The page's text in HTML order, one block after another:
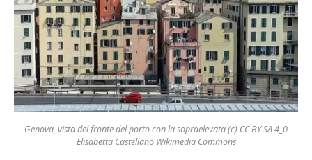
Genova, vista del fronte del porto con la sopraelevata (c) CC BY SA 4_0
Elisabetta Castellano Wikimedia Commons